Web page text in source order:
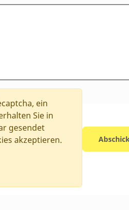
ein
Sie in
gesendet
akzeptieren.